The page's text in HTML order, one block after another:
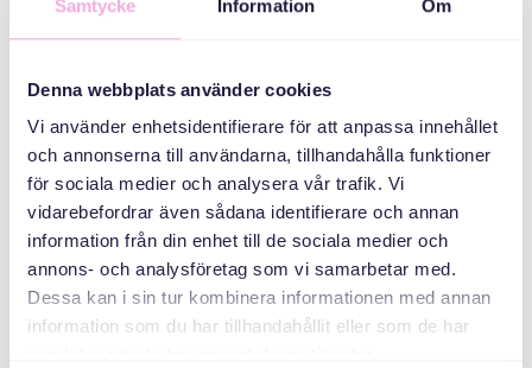
Samtycke Information Om
Denna webbplats använder cookies
Vi använder enhetsidentifierare för att anpassa innehållet
och annonserna till användarna, tillhandahålla funktioner
för sociala medier och analysera vår trafik. Vi
vidarebefordrar även sådana identifierare och annan
information från din enhet till de sociala medier och
annons- och analysföretag som vi samarbetar med.
Dessa kan i sin tur kombinera informationen med annan
information som du har tillhandahållit eller som de har
ስድራቤታዊ
ኣዳላዊ